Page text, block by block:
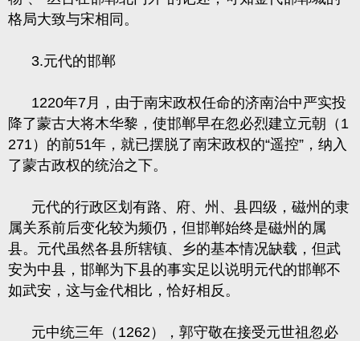
格局大致与宋相同。
3.元代的邯郸
1220年7月，由于南宋政权任命的济南治中严实投
降了蒙古大将木华黎，使邯郸早在忽必烈建立元朝（ 1
271）的前51年，就已摆脱了南宋政权的“遥控”，纳入
了蒙古政权的统治之下。
元代的行政区划有路、府、州、县四级，磁州的隶
属关系前后变化较为频仍，但邯郸始终是磁州的属
县。元代虽然各县所辖镇、乡的基本情况缺载，但武
安为中县，邯郸为下县的事实足以说明元代的邯郸不
如武安，这与金代相比，恰好相反。
元中统三年（ 1262），郭守敬在接受元世祖忽必